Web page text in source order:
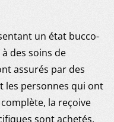
un état bucco-
des soins de
assurés par des
les personnes qui ont
la reçoive
sont achetés,